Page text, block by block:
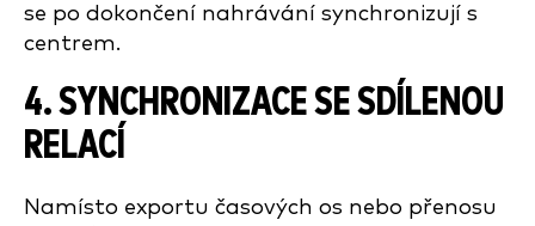
se po dokončení nahrávání synchronizují s
centrem.
4. SYNCHRONIZACE SE SDÍLENOU
RELACÍ
Namísto exportu časových os nebo přenosu